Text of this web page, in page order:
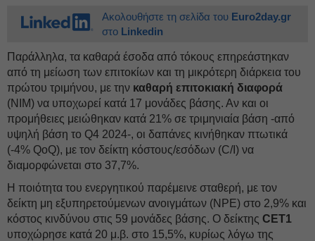
Ακολουθήστε τη σελίδα του Euro2day.gr
στο Linkedin
Παράλληλα, τα καθαρά έσοδα από τόκους επηρεάστηκαν
από τη μείωση των επιτοκίων και τη μικρότερη διάρκεια του
πρώτου τριμήνου, με την καθαρή επιτοκιακή διαφορά
(NIM) να υποχωρεί κατά 17 μονάδες βάσης. Αν και οι
προμήθειες μειώθηκαν κατά 21% σε τριμηνιαία βάση -από
υψηλή βάση το Q4 2024-, οι δαπάνες κινήθηκαν πτωτικά
(-4% QoQ), με τον δείκτη κόστους/εσόδων (C/I) να
διαμορφώνεται στο 37,7%.
Η ποιότητα του ενεργητικού παρέμεινε σταθερή, με τον
δείκτη μη εξυπηρετούμενων ανοιγμάτων (NPE) στο 2,9% και
κόστος κινδύνου στις 59 μονάδες βάσης. Ο δείκτης CET1
υποχώρησε κατά 20 μ.β. στο 15,5%, κυρίως λόγω της